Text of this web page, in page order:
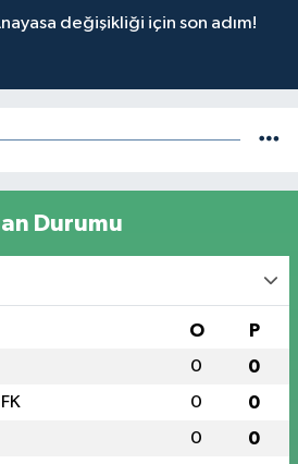
değişikliği için son adım!
Durumu
O P
0 0
0 0
0 0